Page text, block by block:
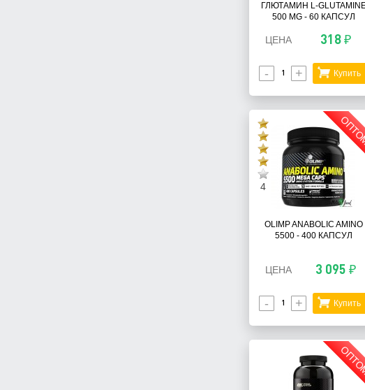
ГЛЮТАМИН L-
500 MG - 60 КАПСУЛ
ЦЕНА 318 ₽
- + Купить
4
OLIMP ANABOLIC AMINO
5500 - 400 КАПСУЛ
ЦЕНА 3 095 ₽
- + Купить